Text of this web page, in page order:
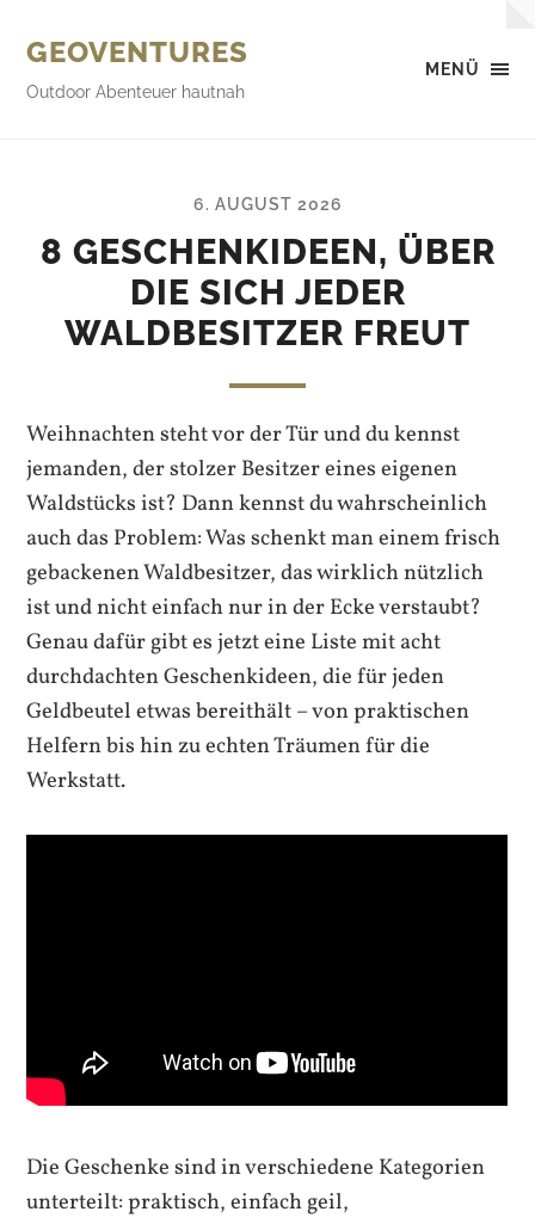
MENÜ
GEOVENTURES
Outdoor Abenteuer hautnah
6. AUGUST 2026
8 GESCHENKIDEEN, ÜBER
DIE SICH JEDER
WALDBESITZER FREUT
Weihnachten steht vor der Tür und du kennst
jemanden, der stolzer Besitzer eines eigenen
Waldstücks ist? Dann kennst du wahrscheinlich
auch das Problem: Was schenkt man einem frisch
gebackenen Waldbesitzer, das wirklich nützlich
ist und nicht einfach nur in der Ecke verstaubt?
Genau dafür gibt es jetzt eine Liste mit acht
durchdachten Geschenkideen, die für jeden
Geldbeutel etwas bereithält – von praktischen
Helfern bis hin zu echten Träumen für die
Werkstatt.
Die Geschenke sind in verschiedene Kategorien
unterteilt: praktisch, einfach geil,